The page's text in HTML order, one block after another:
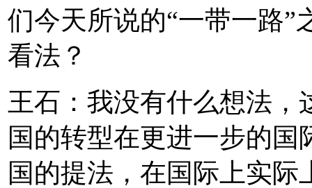
们今天所说的“一带一路”
看法？
王石：我没有什么想法，
国的转型在更进一步的国
国的提法，在国际上实际